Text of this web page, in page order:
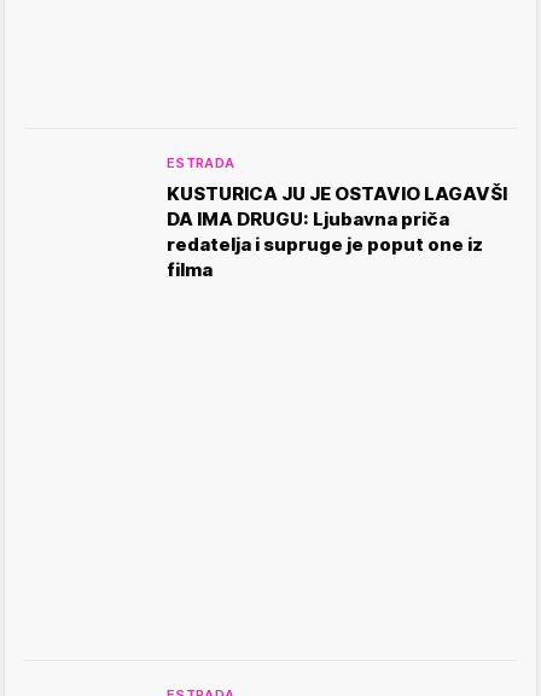
ESTRADA
KUSTURICA JU JE OSTAVIO LAGAVŠI
DA IMA DRUGU: Ljubavna priča
redatelja i supruge je poput one iz
filma